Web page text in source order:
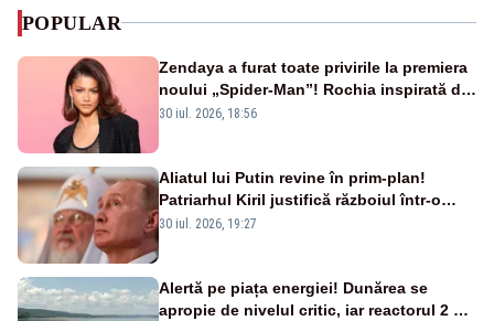
POPULAR
Zendaya a furat toate privirile la premiera
noului „Spider-Man”! Rochia inspirată de
pânza de păianjen a făcut senzație
30 iul. 2026, 18:56
Aliatul lui Putin revine în prim-plan!
Patriarhul Kiril justifică războiul într-o
nouă carte
30 iul. 2026, 19:27
Alertă pe piața energiei! Dunărea se
apropie de nivelul critic, iar reactorul 2 de